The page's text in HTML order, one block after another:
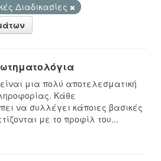
Διαδικασίες
μια πολύ αποτελεσματική
Κάθε
να συλλέγει κάποιες βασικές
με το προφίλ του...